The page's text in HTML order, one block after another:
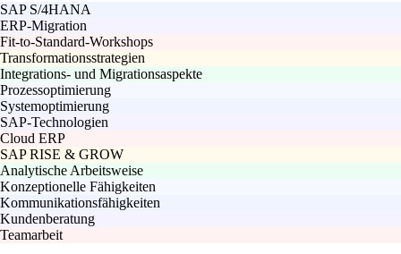
SAP S/4HANA
ERP-Migration
Fit-to-Standard-Workshops
Transformationsstrategien
Integrations- und Migrationsaspekte
Prozessoptimierung
Systemoptimierung
SAP-Technologien
Cloud ERP
SAP RISE & GROW
Analytische Arbeitsweise
Konzeptionelle Fähigkeiten
Kommunikationsfähigkeiten
Kundenberatung
Teamarbeit